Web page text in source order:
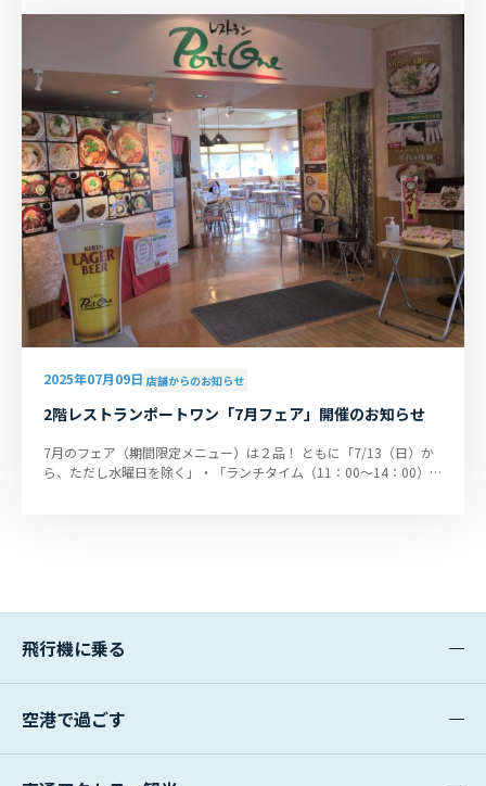
2025年07月09日 店舗からのお知らせ
2階レストランポートワン「7月フェア」開催のお知らせ
7月のフェア（期間限定メニュー）は２品！ ともに「7/13（日）か
ら、ただし水曜日を除く」・「ランチタイム（11：00～14：00）の
飛行機に乗る
空港で過ごす